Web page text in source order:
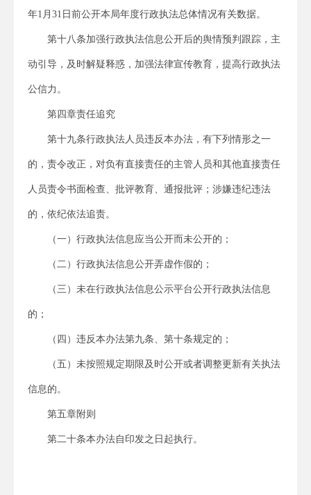
年1月31日前公开本局年度行政执法总体情况有关数据。
第十八条加强行政执法信息公开后的舆情预判跟踪，主
动引导，及时解疑释惑，加强法律宣传教育，提高行政执法
公信力。
第四章责任追究
第十九条行政执法人员违反本办法，有下列情形之一
的，责令改正，对负有直接责任的主管人员和其他直接责任
人员责令书面检查、批评教育、通报批评；涉嫌违纪违法
的，依纪依法追责。
（一）行政执法信息应当公开而未公开的；
（二）行政执法信息公开弄虚作假的；
（三）未在行政执法信息公示平台公开行政执法信息
的；
（四）违反本办法第九条、第十条规定的；
（五）未按照规定期限及时公开或者调整更新有关执法
信息的。
第五章附则
第二十条本办法自印发之日起执行。